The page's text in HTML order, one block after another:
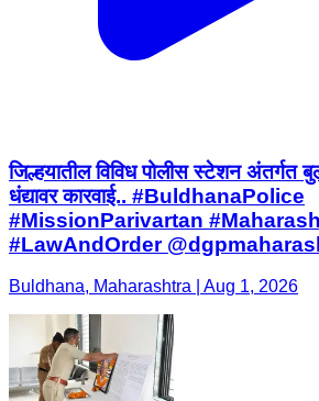
जिल्हयातील विविध पोलीस स्टेशन अंतर्गत
धंद्यावर कारवाई.. #BuldhanaPolice
#MissionParivartan
#LawAndOrder
Buldhana, Maharashtra | Aug 1, 2026